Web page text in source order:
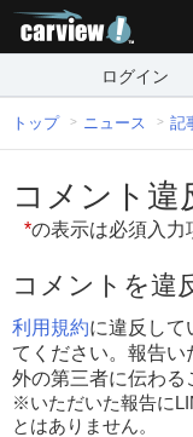
ログイン
トップ ニュース 記
コメント違
*の表示は必須入力
コメントを違
利用規約に違反して
てください。報告
外の第三者に伝わる
※いただいた報告に
とはありません。